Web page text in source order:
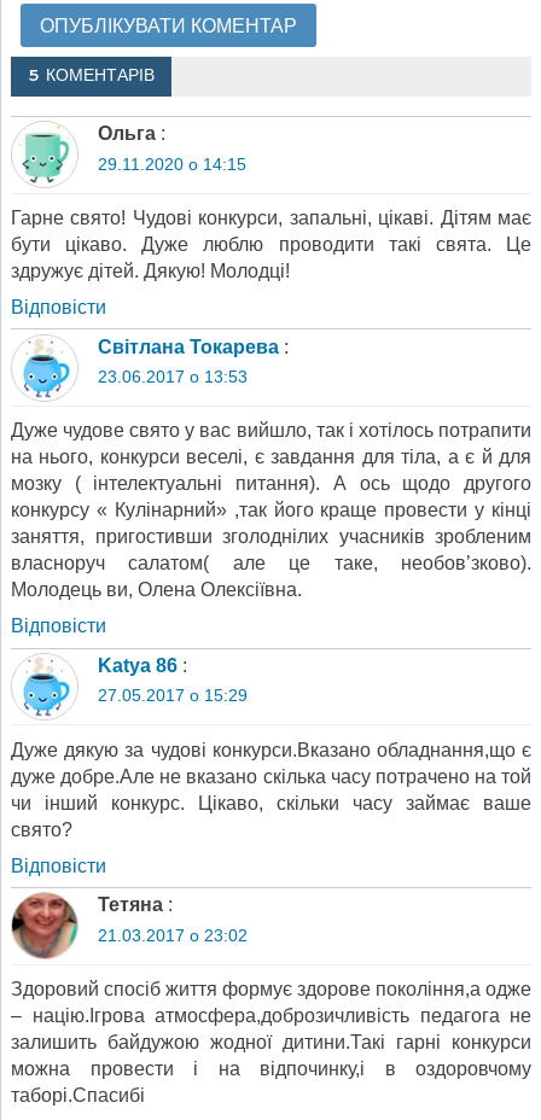
5 КОМЕНТАРІВ
Ольга :
29.11.2020 о 14:15
Гарне свято! Чудові конкурси, запальні, цікаві. Дітям має
бути цікаво. Дуже люблю проводити такі свята. Це
здружує дітей. Дякую! Молодці!
Відповіcти
Світлана Токарева :
23.06.2017 о 13:53
Дуже чудове свято у вас вийшло, так і хотілось потрапити
на нього, конкурси веселі, є завдання для тіла, а є й для
мозку ( інтелектуальні питання). А ось щодо другого
конкурсу « Кулінарний» ,так його краще провести у кінці
заняття, пригостивши зголоднілих учасників зробленим
власноруч салатом( але це таке, необов’зково).
Молодець ви, Олена Олексіївна.
Відповіcти
Katya 86 :
27.05.2017 о 15:29
Дуже дякую за чудові конкурси.Вказано обладнання,що є
дуже добре.Але не вказано скілька часу потрачено на той
чи інший конкурс. Цікаво, скільки часу займає ваше
свято?
Відповіcти
Тетяна :
21.03.2017 о 23:02
Здоровий спосіб життя формує здорове покоління,а одже
– націю.Ігрова атмосфера,доброзичливість педагога не
залишить байдужою жодної дитини.Такі гарні конкурси
можна провести і на відпочинку,і в оздоровчому
таборі.Спасибі